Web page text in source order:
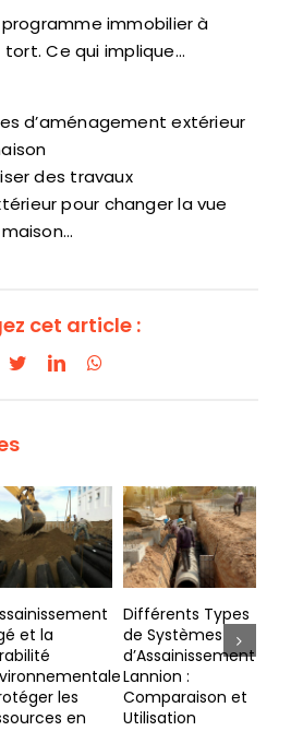
immobilier à
Ce qui implique…
d’aménagement extérieur
des travaux
pour changer la vue
cet article :
TwitterLinkedIn
Types
:
et
Zoom sur les
différentes
étapes d’un
projet
d’assainissement
Vannes